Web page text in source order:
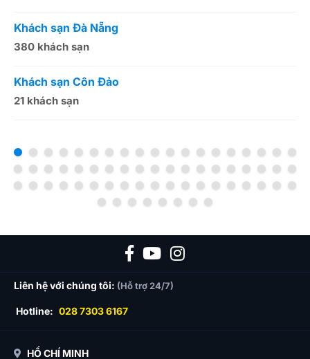
Khách sạn Đà Nẵng
380 khách sạn
Khách sạn Côn Đảo
21 khách sạn
Liên hệ với chúng tôi: (Hỗ trợ 24/7)
Hotline: 028 7303 6167
HỒ CHÍ MINH